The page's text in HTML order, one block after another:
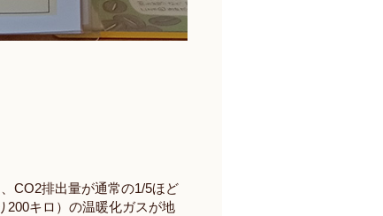
CO2排出量が通常の1/5ほど
200キロ）の温暖化ガスが地